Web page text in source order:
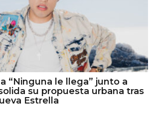
“Ninguna le llega” junto a
su propuesta urbana tras
Estrella